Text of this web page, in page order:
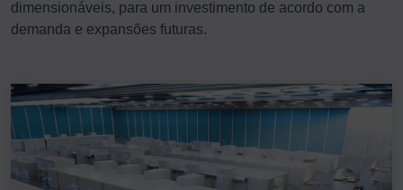
dimensionáveis, para um investimento de acordo com a
demanda e expansões futuras.